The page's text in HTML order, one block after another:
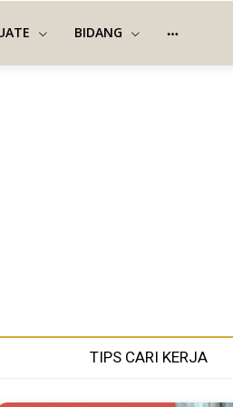
BIDANG
TIPS CARI KERJA